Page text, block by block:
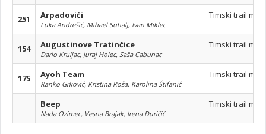
251 Arpadovići
Luka Andrešić, Mihael Suhalj, Ivan Miklec
Timski trail
154 Augustinove Tratinčice
Dario Kruljac, Juraj Holec, Saša Cabunac
Timski trail
175 Ayoh Team
Ranko Grković, Kristina Roša, Karolina Štifanić
Timski trail
Beep
Nada Ozimec, Vesna Brajak, Irena Đuričić
Timski trail